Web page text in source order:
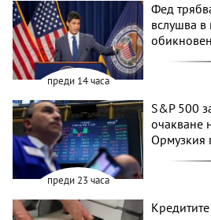
преди 14 часа
Фед
вслушва в
преди 23 часа
S&P 500
очакване
Ормузкия